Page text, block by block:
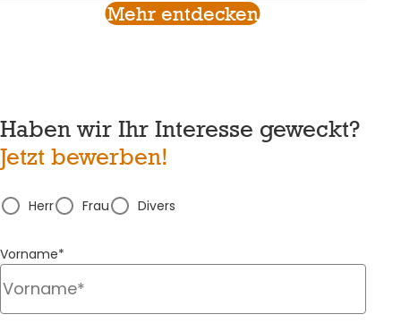
Mehr entdecken
Haben wir Ihr Interesse geweckt?
Jetzt bewerben!
Herr Frau Divers
Vorname*